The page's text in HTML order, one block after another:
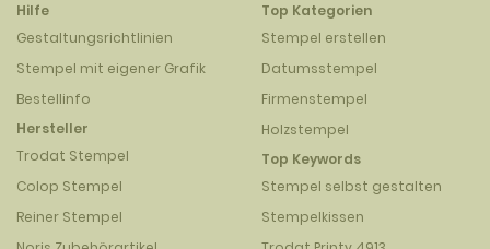
Hilfe
Gestaltungsrichtlinien
Stempel mit eigener Grafik
Bestellinfo
Hersteller
Trodat Stempel
Colop Stempel
Reiner Stempel
Top Kategorien
Stempel erstellen
Datumsstempel
Firmenstempel
Holzstempel
Top Keywords
Stempel selbst gestalten
Stempelkissen